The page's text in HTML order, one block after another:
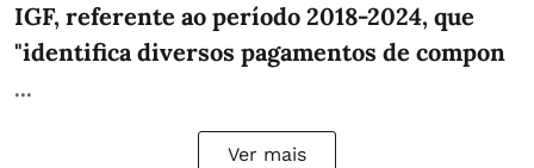
IGF, referente ao período 2018-2024, que
"identifica diversos pagamentos de compon
...
Ver mais